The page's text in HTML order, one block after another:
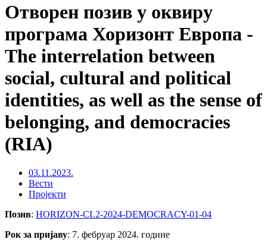
Отворен позив у оквиру
програма Хоризонт Европа -
The interrelation between
social, cultural and political
identities, as well as the sense of
belonging, and democracies
(RIA)
03.11.2023.
Вести
Пројекти
Позив: HORIZON-CL2-2024-DEMOCRACY-01-04
Рок за пријаву: 7. фебруар 2024. године